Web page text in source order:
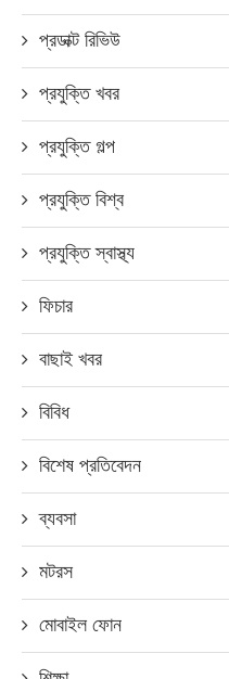
প্রডাক্ট রিভিউ
প্রযুক্তি খবর
প্রযুক্তি গল্প
প্রযুক্তি বিশ্ব
প্রযুক্তি স্বাস্থ্য
ফিচার
বাছাই খবর
বিবিধ
বিশেষ প্রতিবেদন
ব্যবসা
মটরস
মোবাইল ফোন